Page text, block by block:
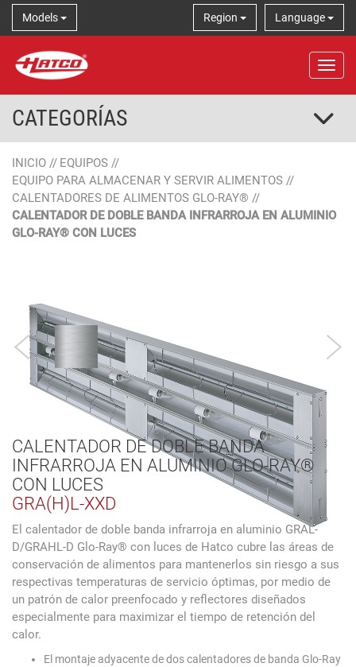
Models Language
Region
CATEGORÍAS
INICIO // EQUIPOS //
EQUIPO PARA ALMACENAR Y SERVIR ALIMENTOS //
CALENTADORES DE ALIMENTOS GLO-RAY® //
CALENTADOR DE DOBLE BANDA INFRARROJA EN ALUMINIO
GLO-RAY® CON LUCES
CALENTADOR DE DOBLE BANDA
INFRARROJA EN ALUMINIO GLO-RAY®
CON LUCES
GRA(H)L-XXD
El calentador de doble banda infrarroja en aluminio GRAL-
D/GRAHL-D Glo-Ray® con luces de Hatco cubre las áreas de
conservación de alimentos para mantenerlos sin riesgo a sus
respectivas temperaturas de servicio óptimas, por medio de
un patrón de calor preenfocado y reflectores diseñados
especialmente para maximizar el tiempo de retención del
calor.
El montaje adyacente de dos calentadores de banda Glo-Ray